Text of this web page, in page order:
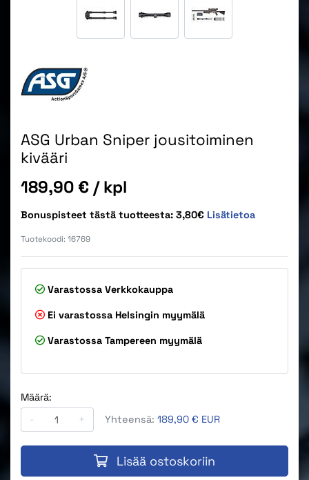
ASG Urban Sniper jousitoiminen
kivääri
Hinta
189,90 € / kpl
Bonuspisteet tästä tuotteesta: 3,80€ Lisätietoa
Tuotekoodi: 16769
Varastossa Verkkokauppa
Ei varastossa Helsingin myymälä
Varastossa Tampereen myymälä
Määrä:
-
+ Yhteensä: 189,90 € EUR
Lisää ostoskoriin